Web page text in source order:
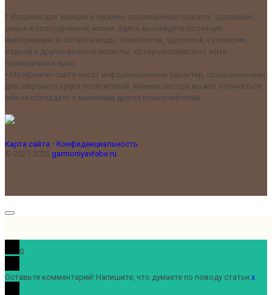
• Издание для женщин и мужчин, посвящённое красоте, здоровью,
семье и повседневной жизни. Здесь вы найдёте полезную
информацию в области моды, психологии, здоровья, кулинарии,
отдыха и другие важные аспекты, которые помогают жить
гармонично и ярко.
• Материалы сайта носят информационный характер, предназначены
для широкого круга посетителей. Мнение автора может отличаться
или не совпадать с мнениями других пользователей.
Карта сайта • Конфиденциальность
© 2021-2025 garmoniyavtebe.ru
0
Оставьте комментарий! Напишите, что думаете по поводу статьи.x